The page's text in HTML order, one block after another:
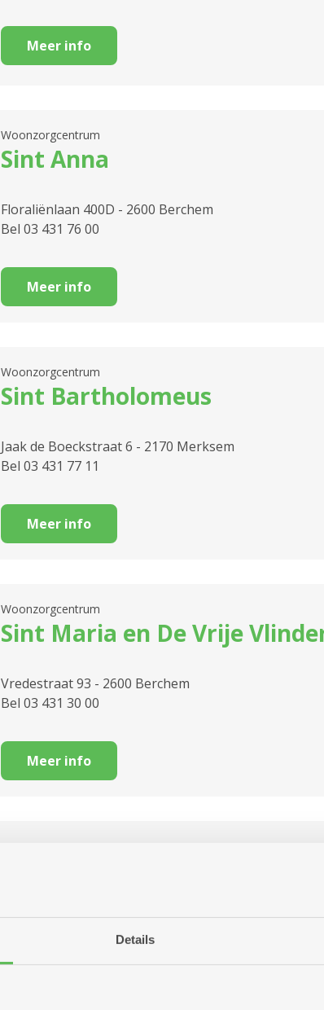
Details
Meer info
Woonzorgcentrum
Sint Anna
Floraliënlaan 400D - 2600 Berchem
Bel 03 431 76 00
Meer info
Woonzorgcentrum
Sint Bartholomeus
Jaak de Boeckstraat 6 - 2170 Merksem
Bel 03 431 77 11
Meer info
Woonzorgcentrum
Sint Maria en De Vrije
Vredestraat 93 - 2600 Berchem
Bel 03 431 30 00
Meer info